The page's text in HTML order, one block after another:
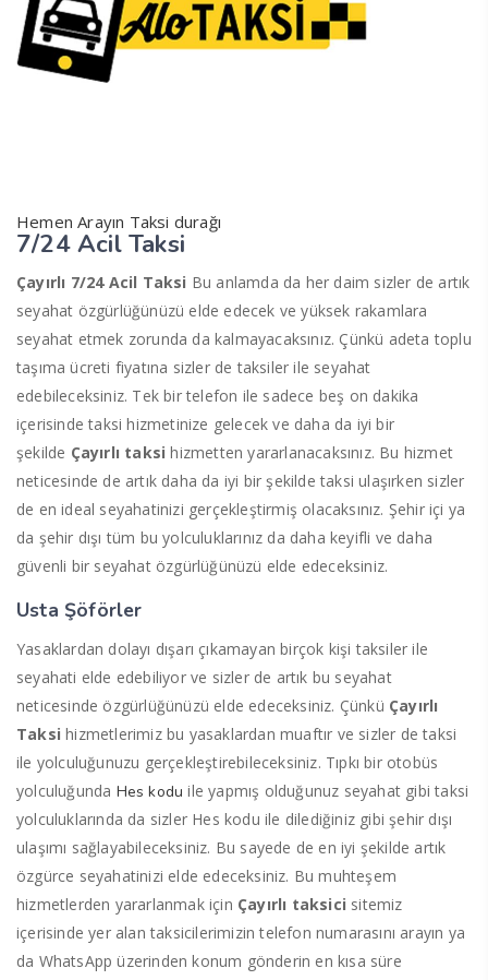
Hemen Arayın Taksi durağı
7/24 Acil Taksi
Çayırlı 7/24 Acil Taksi Bu anlamda da her daim sizler de artık
seyahat özgürlüğünüzü elde edecek ve yüksek rakamlara
seyahat etmek zorunda da kalmayacaksınız. Çünkü adeta toplu
taşıma ücreti fiyatına sizler de taksiler ile seyahat
edebileceksiniz. Tek bir telefon ile sadece beş on dakika
içerisinde taksi hizmetinize gelecek ve daha da iyi bir
şekilde Çayırlı taksi hizmetten yararlanacaksınız. Bu hizmet
neticesinde de artık daha da iyi bir şekilde taksi ulaşırken sizler
de en ideal seyahatinizi gerçekleştirmiş olacaksınız. Şehir içi ya
da şehir dışı tüm bu yolculuklarınız da daha keyifli ve daha
güvenli bir seyahat özgürlüğünüzü elde edeceksiniz.
Usta Şöförler
Yasaklardan dolayı dışarı çıkamayan birçok kişi taksiler ile
seyahati elde edebiliyor ve sizler de artık bu seyahat
neticesinde özgürlüğünüzü elde edeceksiniz. Çünkü Çayırlı
Taksi hizmetlerimiz bu yasaklardan muaftır ve sizler de taksi
ile yolculuğunuzu gerçekleştirebileceksiniz. Tıpkı bir otobüs
yolculuğunda Hes kodu ile yapmış olduğunuz seyahat gibi taksi
yolculuklarında da sizler Hes kodu ile dilediğiniz gibi şehir dışı
ulaşımı sağlayabileceksiniz. Bu sayede de en iyi şekilde artık
özgürce seyahatinizi elde edeceksiniz. Bu muhteşem
hizmetlerden yararlanmak için Çayırlı taksici sitemiz
içerisinde yer alan taksicilerimizin telefon numarasını arayın ya
da WhatsApp üzerinden konum gönderin en kısa süre